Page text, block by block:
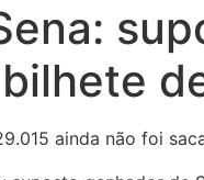
ainda não foi